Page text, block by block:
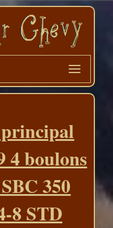
4 boulons
350
8 STD